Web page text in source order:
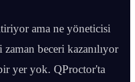
ama ne yöneticisi
beceri kazanılıyor
yer yok. QProctor'ta